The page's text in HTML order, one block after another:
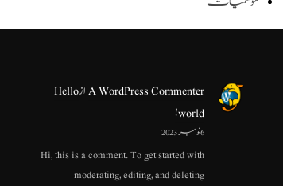
A WordPress CommenterازHello
world!
6 نومبر 2023
Hi, this is a comment. To get started with
moderating, editing, and deleting